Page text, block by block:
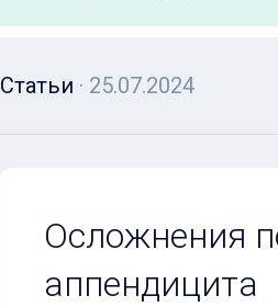
с
(IMRT)
Статьи · 25.07.2024
Осложнения
аппендицита